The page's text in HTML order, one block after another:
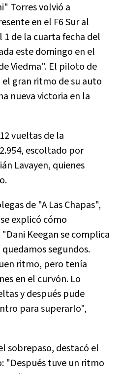
Torres volvió a
en el F6 Sur al
1 de la cuarta fecha del
este domingo en el
Viedma". El piloto de
gran ritmo de su auto
nueva victoria en la
vueltas de la
escoltado por
Lavayen, quienes
de "A Las Chapas",
explicó cómo
Keegan se complica
segundos.
ritmo, pero tenía
en el curvón. Lo
y después pude
para superarlo",
sobrepaso, destacó el
"Después tuve un ritmo